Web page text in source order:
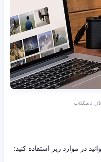
دسکتاپ
در موارد زیر استفاده کنید: